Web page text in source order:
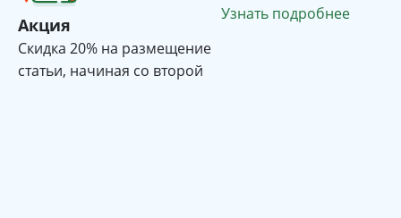
Акция
Cкидка 20% на размещение
статьи, начиная со второй
Узнать подробнее